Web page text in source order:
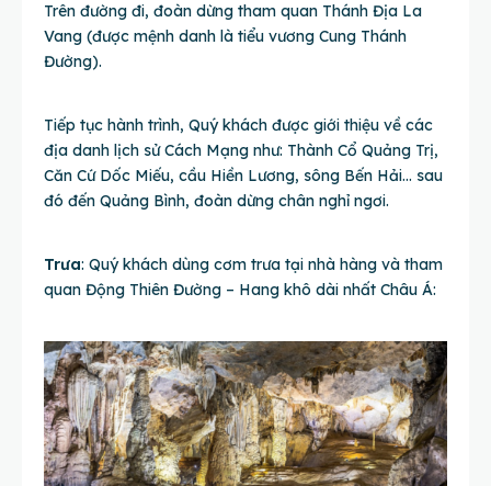
Trên đường đi, đoàn dừng tham quan Thánh Địa La
Vang (được mệnh danh là tiểu vương Cung Thánh
Đường).
Tiếp tục hành trình, Quý khách được giới thiệu về các
địa danh lịch sử Cách Mạng như: Thành Cổ Quảng Trị,
Căn Cứ Dốc Miếu, cầu Hiền Lương, sông Bến Hải… sau
đó đến Quảng Bình, đoàn dừng chân nghỉ ngơi.
Trưa: Quý khách dùng cơm trưa tại nhà hàng và tham
quan Động Thiên Đường – Hang khô dài nhất Châu Á: